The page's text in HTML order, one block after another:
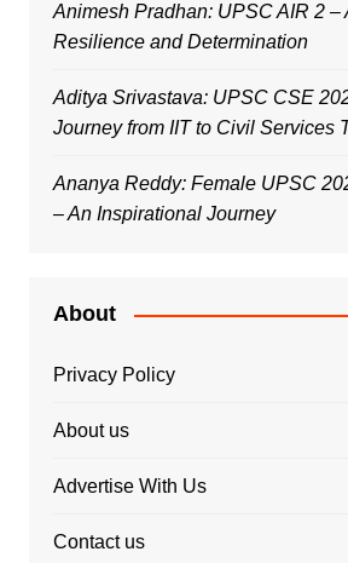
Animesh Pradhan: UPSC AIR 2 –
Resilience and Determination
Aditya Srivastava: UPSC CSE
Journey from IIT to Civil Services
Ananya Reddy: Female UPSC
– An Inspirational Journey
About
Privacy Policy
About us
Advertise With Us
Contact us